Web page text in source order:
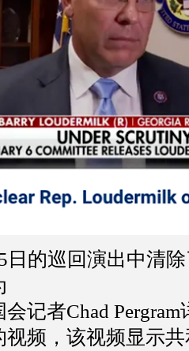
日的巡回演出中清
记者Chad
视频，该视频显示